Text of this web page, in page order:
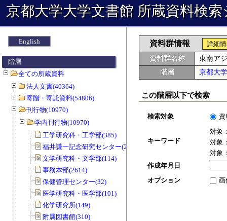
京都大学大学文書館 所蔵資料検
English
階層
全ての所蔵資料
法人文書(40364)
寄贈・寄託資料(54806)
刊行物(10970)
学内刊行物(10970)
工学研究科・工学部(385)
福井謙一記念研究センター(20)
文学研究科・文学部(114)
事務本部(2614)
保健管理センター(32)
医学研究科・医学部(101)
化学研究所(149)
附属図書館(310)
資料群情報
詳細
資料群名称
東南ア
階層
京都大
この階層以下で検索
検索対象 資
キーワード
対象
対象
対象
作成年月日
オプション
画